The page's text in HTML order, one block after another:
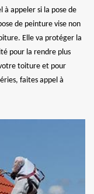
à appeler si la pose de
de peinture vise non
Elle va protéger la
pour la rendre plus
toiture et pour
faites appel à